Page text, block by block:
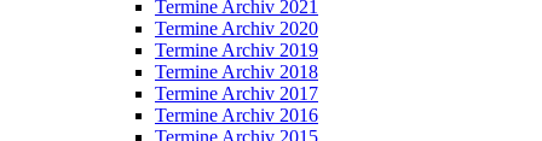
Termine Archiv 2021
Termine Archiv 2020
Termine Archiv 2019
Termine Archiv 2018
Termine Archiv 2017
Termine Archiv 2016
Termine Archiv 2015